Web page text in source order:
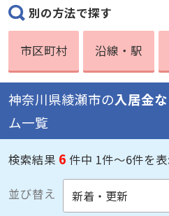
別の方法で探す
市区町村 沿線・駅
神奈川県綾瀬市の入居金な
ム一覧
検索結果 6 件中 1件～6件を
並び替え